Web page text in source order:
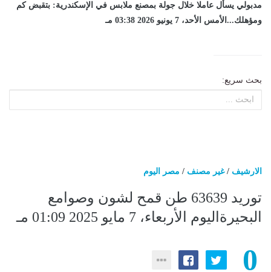
مدبولي يسأل عاملا خلال جولة بمصنع ملابس في الإسكندرية: بتقبض كم
ومؤهلك...الأمس الأحد، 7 يونيو 2026 03:38 مـ
بحث سريع:
الارشيف /غير مصنف / مصر اليوم
توريد 63639 طن قمح لشون وصوامع
البحيرةاليوم الأربعاء، 7 مايو 2025 01:09 مـ
0